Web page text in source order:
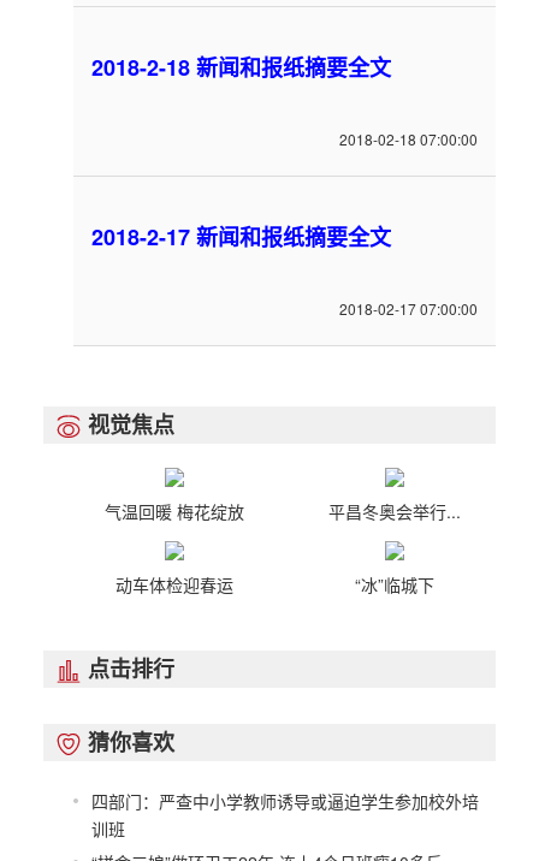
2018-2-18 新闻和报纸摘要全文
2018-02-18 07:00:00
2018-2-17 新闻和报纸摘要全文
2018-02-17 07:00:00
 视觉焦点
气温回暖 梅花绽放 平昌冬奥会举行...
动车体检迎春运 “冰”临城下
 点击排行
 猜你喜欢
四部门：严查中小学教师诱导或逼迫学生参加校外培
训班